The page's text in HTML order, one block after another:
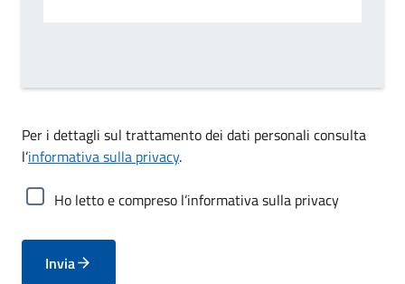
Per i dettagli sul trattamento dei dati personali consulta
l’informativa sulla privacy.
Ho letto e compreso l’informativa sulla privacy
Invia